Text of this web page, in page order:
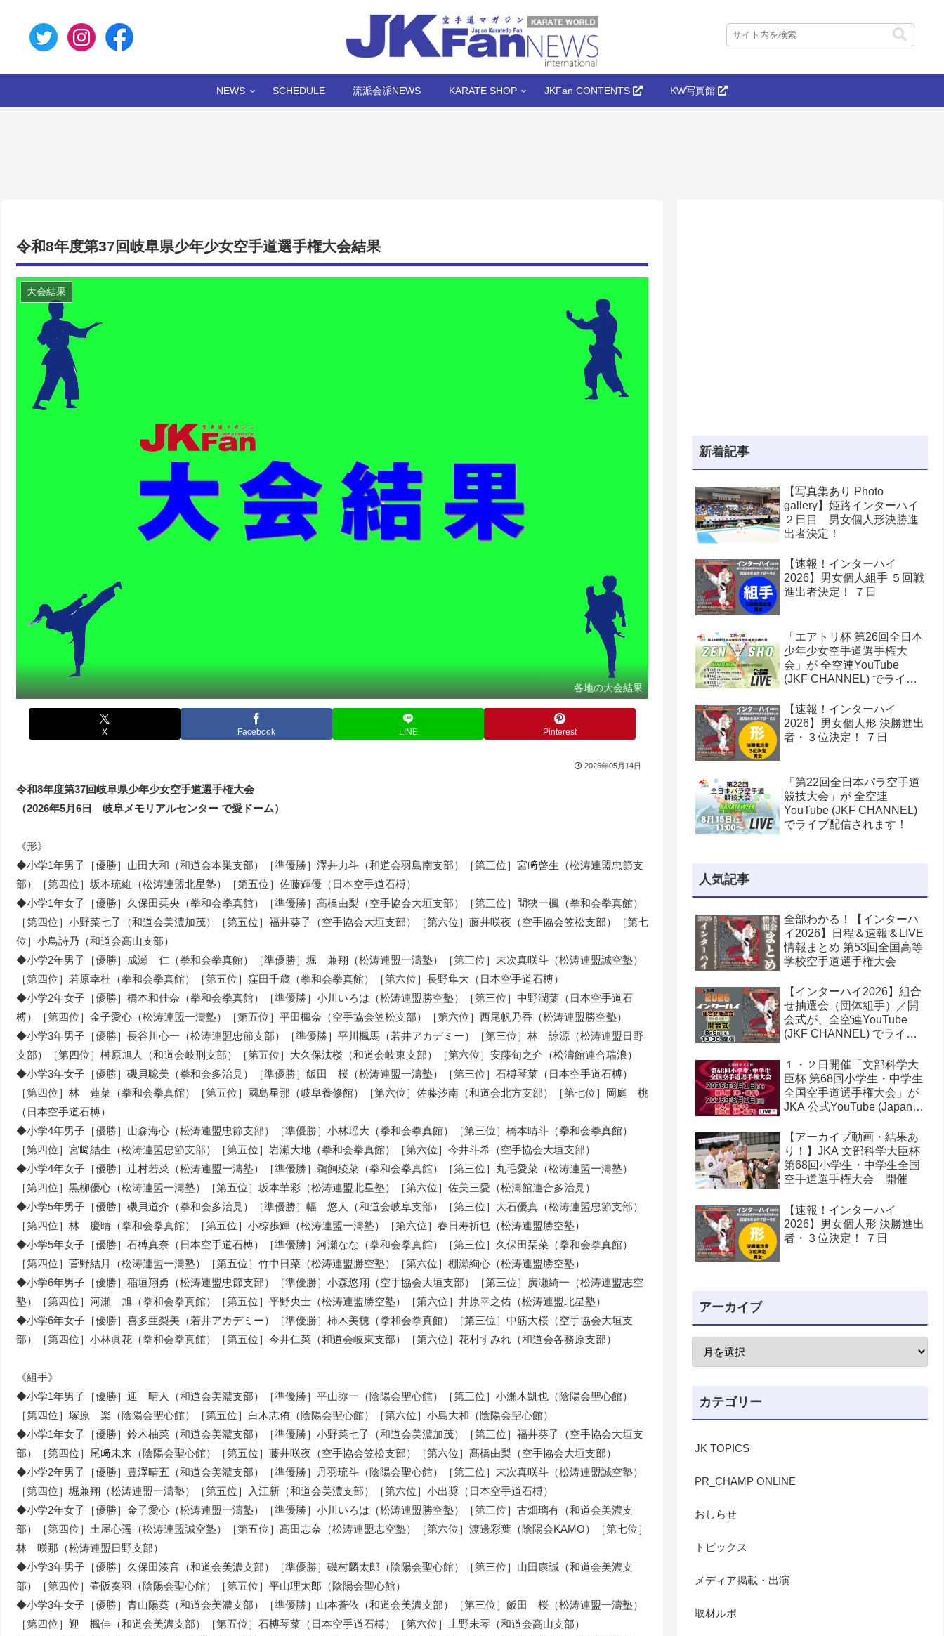
NEWS SCHEDULE 流派会派NEWS KARATE SHOP JKFan CONTENTS KW写真館
令和8年度第37回岐阜県少年少女空手道選手権大会結果
大会結果
各地の大会結果
X Facebook LINE Pinterest
2026年05月14日
令和8年度第37回岐阜県少年少女空手道選手権大会
（2026年5月6日 岐阜メモリアルセンター で愛ドーム）
《形》
◆小学1年男子［優勝］山田大和（和道会本巣支部）［準優勝］澤井力斗（和道会羽島南支部）［第三位］宮﨑啓生（松涛連盟忠節支
部）［第四位］坂本琉維（松涛連盟北星塾）［第五位］佐藤輝優（日本空手道石榑）
◆小学1年女子［優勝］久保田栞央（拳和会拳真館）［準優勝］髙橋由梨（空手協会大垣支部）［第三位］間狹一楓（拳和会拳真館）
［第四位］小野菜七子（和道会美濃加茂）［第五位］福井葵子（空手協会大垣支部）［第六位］藤井咲夜（空手協会笠松支部）［第七
位］小鳥詩乃（和道会高山支部）
◆小学2年男子［優勝］成瀬 仁（拳和会拳真館）［準優勝］堀 兼翔（松涛連盟一濤塾）［第三位］末次真咲斗（松涛連盟誠空塾）
［第四位］若原幸杜（拳和会拳真館）［第五位］窪田千歳（拳和会拳真館）［第六位］⾧野隼大（日本空手道石榑）
◆小学2年女子［優勝］橋本和佳奈（拳和会拳真館）［準優勝］小川いろは（松涛連盟勝空塾）［第三位］中野潤葉（日本空手道石
榑）［第四位］金子愛心（松涛連盟一濤塾）［第五位］平田楓奈（空手協会笠松支部）［第六位］西尾帆乃香（松涛連盟勝空塾）
◆小学3年男子［優勝］⾧谷川心一（松涛連盟忠節支部）［準優勝］平川楓馬（若井アカデミー）［第三位］林 諒源（松涛連盟日野
支部）［第四位］榊󠄃原旭人（和道会岐刑支部）［第五位］大久保汰楼（和道会岐東支部）［第六位］安藤旬之介（松濤館連合瑞浪）
◆小学3年女子［優勝］磯貝聡美（拳和会多治見）［準優勝］飯田 桜（松涛連盟一濤塾）［第三位］石榑琴菜（日本空手道石榑）
［第四位］林 蓮菜（拳和会拳真館）［第五位］國島星那（岐阜養修館）［第六位］佐藤汐南（和道会北方支部）［第七位］岡庭 桃
（日本空手道石榑）
◆小学4年男子［優勝］山森海心（松涛連盟忠節支部）［準優勝］小林瑶大（拳和会拳真館）［第三位］橋本晴斗（拳和会拳真館）
［第四位］宮﨑結生（松涛連盟忠節支部）［第五位］岩瀬大地（拳和会拳真館）［第六位］今井斗希（空手協会大垣支部）
◆小学4年女子［優勝］辻村若菜（松涛連盟一濤塾）［準優勝］鵜飼綾菜（拳和会拳真館）［第三位］丸毛愛菜（松涛連盟一濤塾）
［第四位］黒柳優心（松涛連盟一濤塾）［第五位］坂本華彩（松涛連盟北星塾）［第六位］佐美三愛（松濤館連合多治見）
◆小学5年男子［優勝］磯貝道介（拳和会多治見）［準優勝］幅 悠人（和道会岐阜支部）［第三位］大石優真（松涛連盟忠節支部）
［第四位］林 慶晴（拳和会拳真館）［第五位］小椋歩輝（松涛連盟一濤塾）［第六位］春日寿祈也（松涛連盟勝空塾）
◆小学5年女子［優勝］石榑真奈（日本空手道石榑）［準優勝］河瀬なな（拳和会拳真館）［第三位］久保田栞菜（拳和会拳真館）
［第四位］菅野結月（松涛連盟一濤塾）［第五位］竹中日菜（松涛連盟勝空塾）［第六位］棚瀬絢心（松涛連盟勝空塾）
◆小学6年男子［優勝］稲垣翔勇（松涛連盟忠節支部）［準優勝］小森悠翔（空手協会大垣支部）［第三位］廣瀬綺一（松涛連盟志空
塾）［第四位］河瀬 旭（拳和会拳真館）［第五位］平野央士（松涛連盟勝空塾）［第六位］井原幸之佑（松涛連盟北星塾）
◆小学6年女子［優勝］喜多亜梨美（若井アカデミー）［準優勝］柿木美穂（拳和会拳真館）［第三位］中筋大桜（空手協会大垣支
部）［第四位］小林眞花（拳和会拳真館）［第五位］今井仁菜（和道会岐東支部）［第六位］花村すみれ（和道会各務原支部）
《組手》
◆小学1年男子［優勝］迎 晴人（和道会美濃支部）［準優勝］平山弥一（陰陽会聖心館）［第三位］小瀬木凱也（陰陽会聖心館）
［第四位］塚原 楽（陰陽会聖心館）［第五位］白木志侑（陰陽会聖心館）［第六位］小島大和（陰陽会聖心館）
◆小学1年女子［優勝］鈴木柚菜（和道会美濃支部）［準優勝］小野菜七子（和道会美濃加茂）［第三位］福井葵子（空手協会大垣支
部）［第四位］尾﨑未来（陰陽会聖心館）［第五位］藤井咲夜（空手協会笠松支部）［第六位］髙橋由梨（空手協会大垣支部）
◆小学2年男子［優勝］豊澤晴五（和道会美濃支部）［準優勝］丹羽琉斗（陰陽会聖心館）［第三位］末次真咲斗（松涛連盟誠空塾）
［第四位］堀兼翔（松涛連盟一濤塾）［第五位］入江新（和道会美濃支部）［第六位］小出奨（日本空手道石榑）
◆小学2年女子［優勝］金子愛心（松涛連盟一濤塾）［準優勝］小川いろは（松涛連盟勝空塾）［第三位］古畑璃有（和道会美濃支
部）［第四位］土屋心遥（松涛連盟誠空塾）［第五位］髙田志奈（松涛連盟志空塾）［第六位］渡邊彩葉（陰陽会KAMO）［第七位］
林 咲那（松涛連盟日野支部）
◆小学3年男子［優勝］久保田湊音（和道会美濃支部）［準優勝］磯村麟太郎（陰陽会聖心館）［第三位］山田康誠（和道会美濃支
部）［第四位］壷阪奏羽（陰陽会聖心館）［第五位］平山理太郎（陰陽会聖心館）
◆小学3年女子［優勝］青山陽葵（和道会美濃支部）［準優勝］山本蒼依（和道会美濃支部）［第三位］飯田 桜（松涛連盟一濤塾）
［第四位］迎 楓佳（和道会美濃支部）［第五位］石榑琴菜（日本空手道石榑）［第六位］上野未琴（和道会高山支部）
新着記事
【写真集あり Photo
gallery】姫路インターハイ
２日目 男女個人形決勝進
出者決定！
【速報！インターハイ
2026】男女個人組手 ５回戦
進出者決定！ ７日
「エアトリ杯 第26回全日本
少年少女空手道選手権大
会」が 全空連YouTube
(JKF CHANNEL) でライブ
【速報！インターハイ
2026】男女個人形 決勝進出
者・３位決定！ ７日
「第22回全日本パラ空手道
競技大会」が 全空連
YouTube (JKF CHANNEL)
でライブ配信されます！
人気記事
全部わかる！【インターハ
イ2026】日程＆速報＆LIVE
情報まとめ 第53回全国高等
学校空手道選手権大会
【インターハイ2026】組合
せ抽選会（団体組手）／開
会式が、全空連YouTube
(JKF CHANNEL) でライブ
高等学校空手道選手権大会
１・２日開催「文部科学大
臣杯 第68回小学生・中学生
全国空手道選手権大会」が
JKA 公式YouTube (Japan
団法人日本空手協会) でラ
イブ配信されます！
【アーカイブ動画・結果あ
り！】JKA 文部科学大臣杯
第68回小学生・中学生全国
空手道選手権大会 開催
【速報！インターハイ
2026】男女個人形 決勝進出
者・３位決定！ ７日
アーカイブ
カテゴリー
JK TOPICS
PR_CHAMP ONLINE
おしらせ
トピックス
メディア掲載・出演
取材ルポ